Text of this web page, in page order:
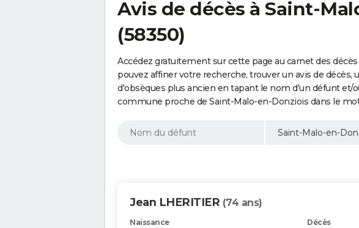
Avis de décès à Saint-
(58350)
Accédez gratuitement sur cette page au carnet des
pouvez affiner votre recherche, trouver un avis de décès,
d'obsèques plus ancien en tapant le nom d'un défunt et/
commune proche de Saint-Malo-en-Donziois dans le
Jean LHERITIER (74 ans)
Naissance Décès